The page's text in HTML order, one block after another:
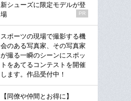
新シューズに限定モデルが登
場
PR
スポーツの現場で撮影する機
会のある写真家、その写真家
が撮る一瞬のシーンにスポッ
トをあてるコンテストを開催
します。作品受付中！
【同僚や仲間とお得に】